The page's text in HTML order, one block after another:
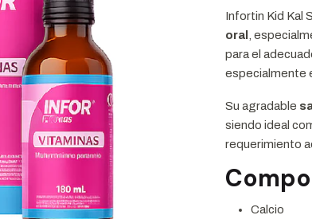
Infortin Kid Kal
oral
,
para el
especialmente
Su agradable
siendo ideal
requerimiento
Calcio